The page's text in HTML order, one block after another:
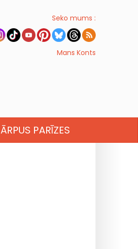
Seko mums :
Mans Konts
ĀRPUS PARĪZES